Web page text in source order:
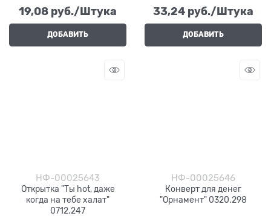
19,08 руб./Штука
ДОБАВИТЬ
33,24 руб./Штука
ДОБАВИТЬ
НФ-00025643
Открытка "Ты hot, даже
когда на тебе халат"
0712.247
НФ-00025646
Конверт для денег
"Орнамент" 0320.298